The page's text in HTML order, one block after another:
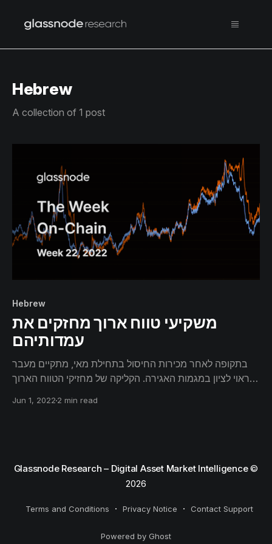
Hebrew
A collection of 1 post
Hebrew
משקיעי טווח ארוך מחזקים את
עמדותיהם
בתקופה לאחר מכירות החיסול בתחילת מאי, מתקיים מעבר
ראוי לציון במגמות האגירה. הקליקה של מחזיקי הטווח הארוך
Jun 1, 2022 2 min read
Glassnode Research – Digital Asset Market Intelligence©
2026
Terms and Conditions Privacy Notice Contact Support
Powered by Ghost